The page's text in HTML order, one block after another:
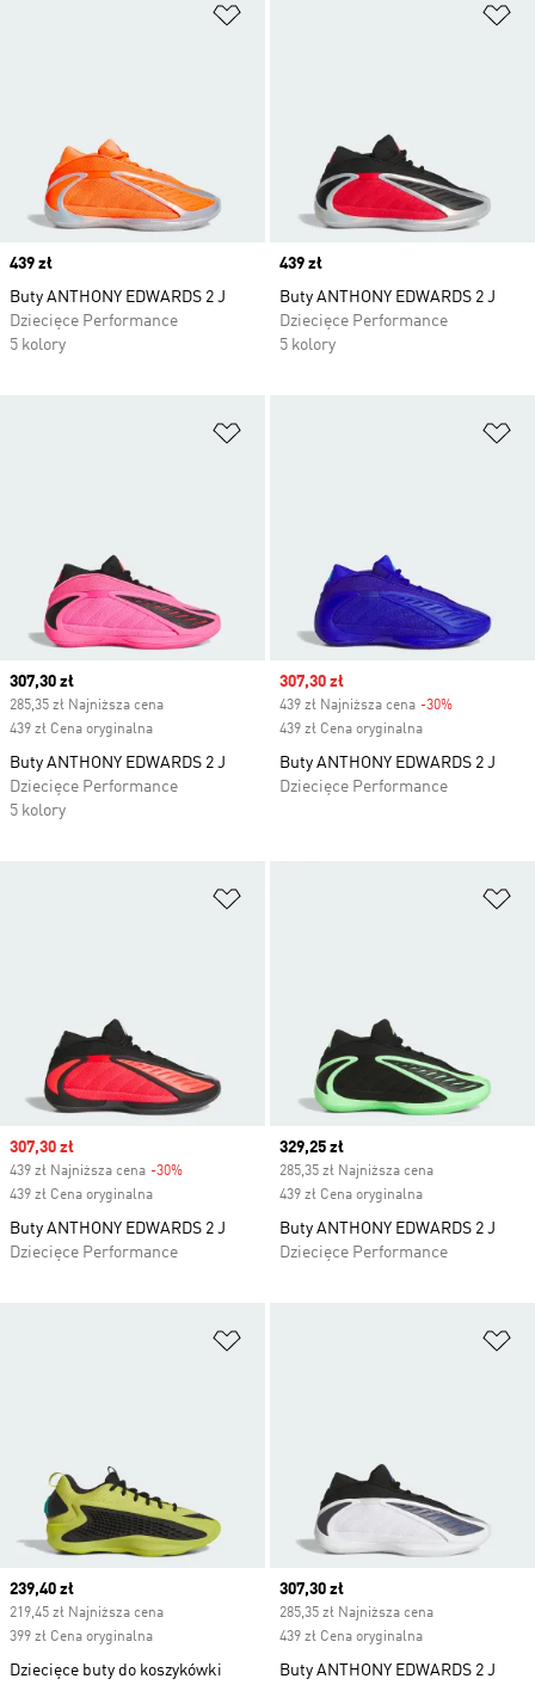
Price
439 zł
Buty ANTHONY EDWARDS 2 J
Dziecięce Performance
5 kolory
Price
439 zł
Buty ANTHONY EDWARDS 2 J
Dziecięce Performance
5 kolory
Current price
307,30 zł
285,35 zł Najniższa cena
439 zł Cena oryginalna
Buty ANTHONY EDWARDS 2 J
Dziecięce Performance
5 kolory
Sale price
307,30 zł
439 zł Najniższa cena -30%
439 zł Cena oryginalna
Buty ANTHONY EDWARDS 2 J
Dziecięce Performance
Sale price
307,30 zł
439 zł Najniższa cena -30%
439 zł Cena oryginalna
Buty ANTHONY EDWARDS 2 J
Dziecięce Performance
Current price
329,25 zł
285,35 zł Najniższa cena
439 zł Cena oryginalna
Buty ANTHONY EDWARDS 2 J
Dziecięce Performance
Current price
239,40 zł
219,45 zł Najniższa cena
399 zł Cena oryginalna
Dziecięce buty do koszykówki
Current price
307,30 zł
285,35 zł Najniższa cena
439 zł Cena oryginalna
Buty ANTHONY EDWARDS 2 J